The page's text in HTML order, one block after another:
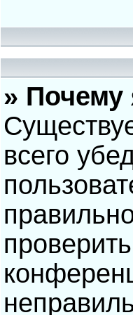
» Почему
всего